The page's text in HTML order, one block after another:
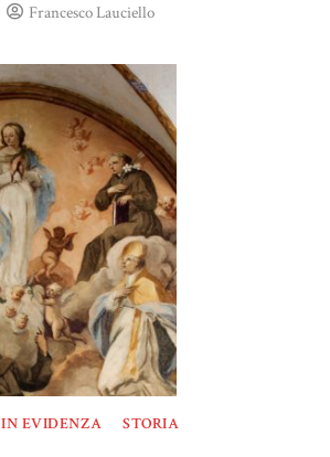
Francesco Lauciello
IN EVIDENZA
STORIA